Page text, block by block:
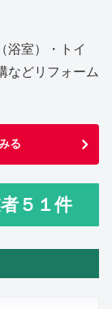
浴室）・トイ
などリフォーム
る
５１件